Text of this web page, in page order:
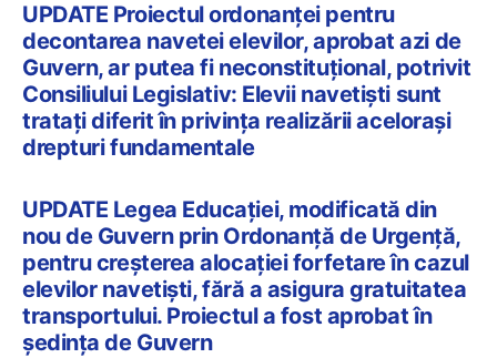
UPDATE Proiectul ordonanței pentru
decontarea navetei elevilor, aprobat azi de
Guvern, ar putea fi neconstituțional, potrivit
Consiliului Legislativ: Elevii navetiști sunt
tratați diferit în privința realizării acelorași
drepturi fundamentale
UPDATE Legea Educației, modificată din
nou de Guvern prin Ordonanță de Urgență,
pentru creșterea alocației forfetare în cazul
elevilor navetiști, fără a asigura gratuitatea
transportului. Proiectul a fost aprobat în
ședința de Guvern